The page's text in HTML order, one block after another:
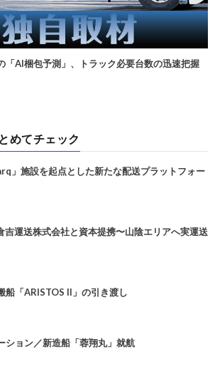
「AI梱包予測」、トラック必要台数の迅速把握
めてチェック
」施設を起点とした新たな配送プラットフォー
運送株式会社と資本提携〜山陰エリアへ実運送
船「ARISTOS II」の引き渡し
ション／新造船「蓉翔丸」就航